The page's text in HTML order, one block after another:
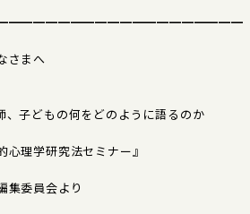
さまへ
子どもの何をどのように語るのか
理学研究法セミナー』
集委員会より